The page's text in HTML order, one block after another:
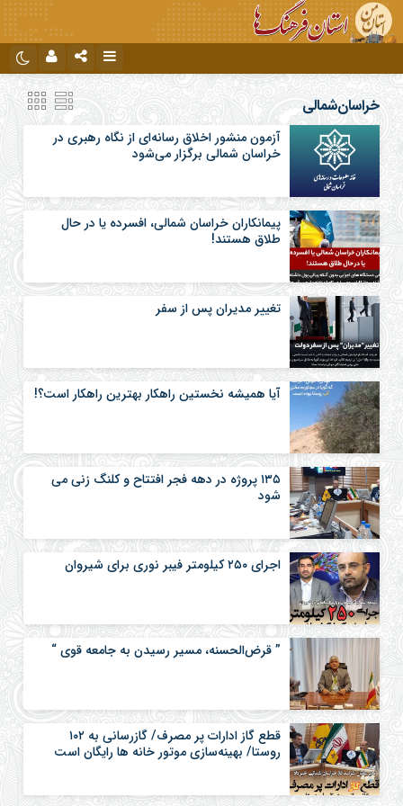
تلگرام نام کاربری یا نشانی ایمیل
رمز عبور
مرا به خاطر بسپار
خراسان‌شمالی
آزمون منشور اخلاق رسانه‌ای از نگاه رهبری در
خراسان شمالی برگزار می‌شود
پیمانکاران خراسان شمالی، افسرده یا در حال
طلاق هستند!
تغییر مدیران پس از سفر
آیا همیشه نخستین راهکار بهترین راهکار است؟!
۱۳۵ پروژه در دهه فجر افتتاح و کلنگ زنی می
شود
اجرای ۲۵۰ کیلومتر فیبر نوری برای شیروان
” قرض‌الحسنه، مسیر رسیدن به جامعه قوی “
قطع گاز ادارات پر مصرف/ گازرسانی به ۱۰۲
روستا/ بهینه‌سازی موتور خانه ها رایگان است